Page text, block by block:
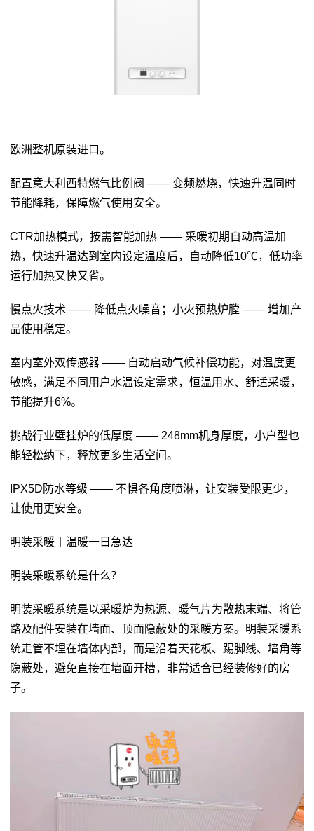
欧洲整机原装进口。
配置意大利西特燃气比例阀 —— 变频燃烧，快速升温同时
节能降耗，保障燃气使用安全。
CTR加热模式，按需智能加热 —— 采暖初期自动高温加
热，快速升温达到室内设定温度后，自动降低10℃，低功率
运行加热又快又省。
慢点火技术 —— 降低点火噪音；小火预热炉膛 —— 增加产
品使用稳定。
室内室外双传感器 —— 自动启动气候补偿功能，对温度更
敏感，满足不同用户水温设定需求，恒温用水、舒适采暖，
节能提升6%。
挑战行业壁挂炉的低厚度 —— 248mm机身厚度，小户型也
能轻松纳下，释放更多生活空间。
IPX5D防水等级 —— 不惧各角度喷淋，让安装受限更少，
让使用更安全。
明装采暖丨温暖一日急达
明装采暖系统是什么？
明装采暖系统是以采暖炉为热源、暖气片为散热末端、将管
路及配件安装在墙面、顶面隐蔽处的采暖方案。明装采暖系
统走管不埋在墙体内部，而是沿着天花板、踢脚线、墙角等
隐蔽处，避免直接在墙面开槽，非常适合已经装修好的房
子。